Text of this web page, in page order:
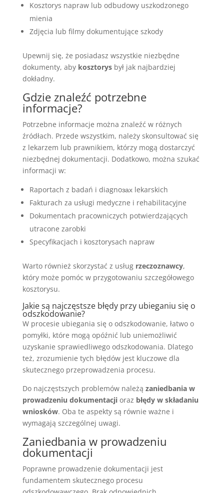
Kosztorys napraw lub odbudowy uszkodzonego
mienia
Zdjęcia lub filmy dokumentujące szkody
Upewnij się, że posiadasz wszystkie niezbędne
dokumenty, aby kosztorysbył jak najbardziej
dokładny.
Gdzie znaleźć potrzebne
informacje?
Potrzebne informacje można znaleźć w różnych
źródłach. Przede wszystkim, należy skonsultować się
z lekarzem lub prawnikiem, którzy mogą dostarczyć
niezbędnej dokumentacji. Dodatkowo, można szukać
informacji w:
Raportach z badań i diagnoзах lekarskich
Fakturach za usługi medyczne i rehabilitacyjne
Dokumentach pracowniczych potwierdzających
utracone zarobki
Specyfikacjach i kosztorysach napraw
Warto również skorzystać z usług rzeczoznawcy,
który może pomóc w przygotowaniu szczegółowego
kosztorysu.
Jakie są najczęstsze błędy przy ubieganiu się o
odszkodowanie?
W procesie ubiegania się o odszkodowanie, łatwo o
pomyłki, które mogą opóźnić lub uniemożliwić
uzyskanie sprawiedliwego odszkodowania. Dlatego
też, zrozumienie tych błędów jest kluczowe dla
skutecznego przeprowadzenia procesu.
Do najczęstszych problemów należą zaniedbania w
prowadzeniu dokumentacjioraz błędy w składaniu
wniosków. Oba te aspekty są równie ważne i
wymagają szczególnej uwagi.
Zaniedbania w prowadzeniu
dokumentacji
Poprawne prowadzenie dokumentacji jest
fundamentem skutecznego procesu